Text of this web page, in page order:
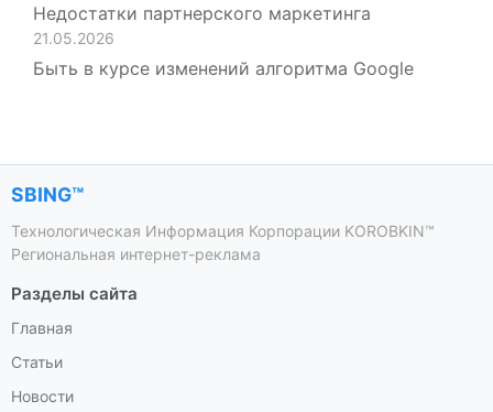
Недостатки партнерского маркетинга
21.05.2026
Быть в курсе изменений алгоритма Google
SBING™
Технологическая Информация Корпорации KOROBKIN™
Региональная интернет-реклама
Разделы сайта
Главная
Статьи
Новости